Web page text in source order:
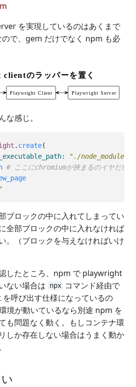
を実現しているのはあくまで
で、gem だけでなく npm も必
な感じ。
. create(
"./
# ここにchromiumが挟まるのイヤだなぁ
ブロックの中に入れてしまってい
全部ブロックの中に入れなければ
。（ブロックを与えなければいけ
したところ、npm で playwright
ない場合は
npx コマンド経由で
呼び出す仕様になっているの
境が動いているなら別途 npm を
も問題なく動く。もしコンテナ環
しか存在しない場合はうまく動か